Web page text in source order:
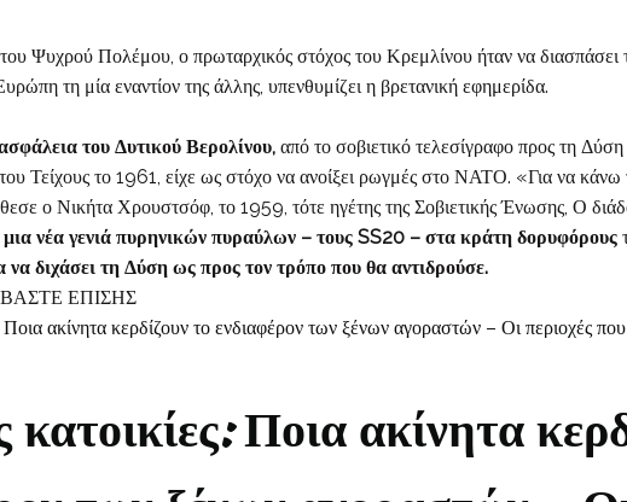
Ψυχρού Πολέμου, ο πρωταρχικός στόχος του Κρεμλίνου ήταν να διασπάσει
τη μία εναντίον της άλλης, υπενθυμίζει η βρετανική εφημερίδα.
του Δυτικού Βερολίνου, από το σοβιετικό τελεσίγραφο προς τη
Τείχους το 1961, είχε ως στόχο να ανοίξει ρωγμές στο ΝΑΤΟ. «Για να κάνω
ο Νικήτα Χρουστσόφ, το 1959, τότε ηγέτης της Σοβιετικής Ένωσης, Ο
μια νέα γενιά πυρηνικών πυραύλων – τους SS20 – στα κράτη δορυφόρους
να διχάσει τη Δύση ως προς τον τρόπο που θα αντιδρούσε.
ΕΠΙΣΗΣ
κατοικίες: Ποια ακίνητα